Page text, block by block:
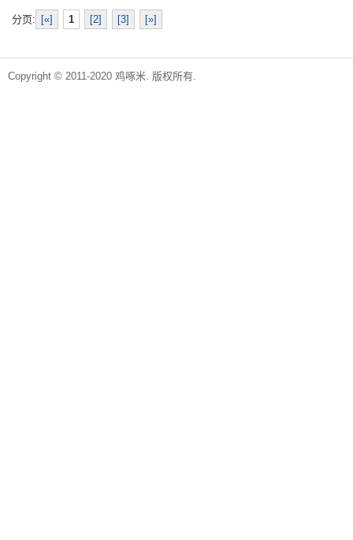
分页: [«] 1 [2] [3] [»]
Copyright © 2011-2020 鸡啄米. 版权所有.